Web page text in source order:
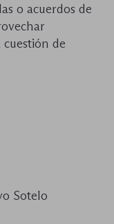
o acuerdos de
cuestión de
Sotelo